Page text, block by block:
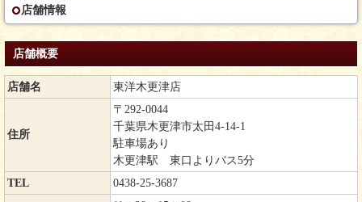
店舗情報
店舗概要
店舗名 東洋木更津店
住所
〒292-0044
千葉県木更津市太田4-14-1
駐車場あり
木更津駅 東口よりバス5分
TEL
0438-25-3687